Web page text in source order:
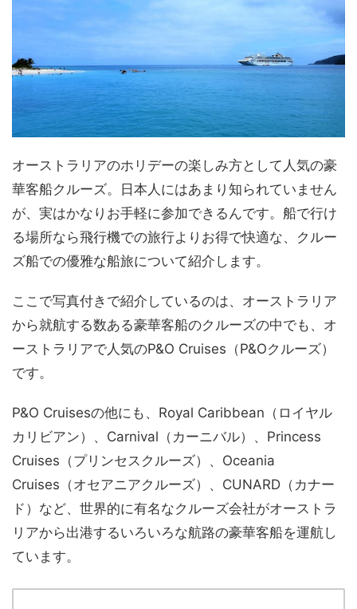
オーストラリアのホリデーの楽しみ方として人気の豪
華客船クルーズ。日本人にはあまり知られていません
が、実はかなりお手軽に参加できるんです。船で行け
る場所なら飛行機での旅行よりお得で快適な、クルー
ズ船での優雅な船旅について紹介します。
ここで写真付きで紹介しているのは、オーストラリア
から就航する数ある豪華客船のクルーズの中でも、オ
ーストラリアで人気のP&O Cruises（P&Oクルーズ）
です。
P&O Cruisesの他にも、Royal Caribbean（ロイヤル
カリビアン）、Carnival（カーニバル）、Princess
Cruises（プリンセスクルーズ）、Oceania
Cruises（オセアニアクルーズ）、CUNARD（カナー
ド）など、世界的に有名なクルーズ会社がオーストラ
リアから出港するいろいろな航路の豪華客船を運航し
ています。